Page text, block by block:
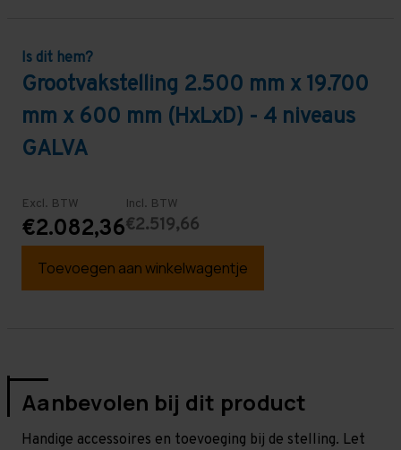
Is dit hem?
Grootvakstelling 2.500 mm x 19.700
mm x 600 mm (HxLxD) - 4 niveaus
GALVA
Excl. BTW
€2.082,36
Incl. BTW
€2.519,66
Toevoegen aan winkelwagentje
Aanbevolen bij dit product
Handige accessoires en toevoeging bij de stelling. Let